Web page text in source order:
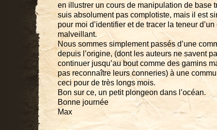
en illustrer un cours de manipulation de base
suis absolument pas complotiste, mais il est
pour moi d’identifier et de tracer la teneur
malveillant.
Nous sommes simplement passés d’une
depuis l’origine, (dont les auteurs ne savent
continuer jusqu’au bout comme des gamins
pas reconnaître leurs conneries) à une
ceci pour de très longs mois.
Bon sur ce, un petit plongeon dans l’océan.
Bonne journée
Max